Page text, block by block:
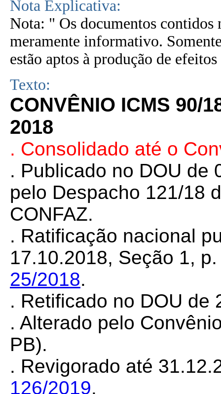
Nota Explicativa:
Nota: " Os documentos contidos
meramente informativo.
estão aptos à produção de
Texto:
CONVÊNIO ICMS 90/
2018
. Consolidado até o
. Publicado no DOU de
pelo Despacho 121/18
CONFAZ.
. Ratificação nacional
17.10.2018, Seção 1,
25/2018.
. Retificado no DOU de
. Alterado pelo
PB).
. Revigorado até
126/2019.